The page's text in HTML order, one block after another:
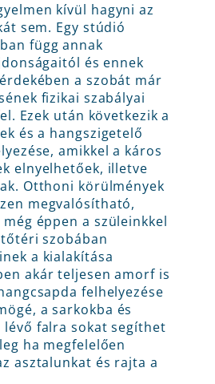
kívül hagyni az
sem. Egy stúdió
függ annak
és ennek
a szobát már
fizikai szabályai
Ezek után következik a
és a hangszigetelő
amikkel a káros
elnyelhetőek, illetve
Otthoni körülmények
megvalósítható,
éppen a szüleinkkel
szobában
a kialakítása
akár teljesen amorf is
felhelyezése
a sarkokba és
falra sokat segíthet
ha megfelelően
asztalunkat és rajta a